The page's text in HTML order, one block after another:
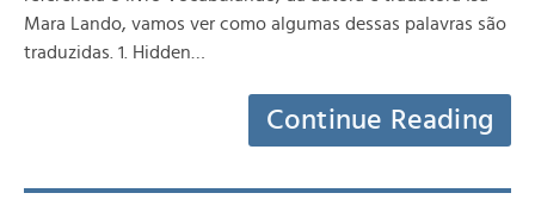
Mara Lando, vamos ver como algumas dessas palavras são
traduzidas. 1. Hidden…
Continue Reading